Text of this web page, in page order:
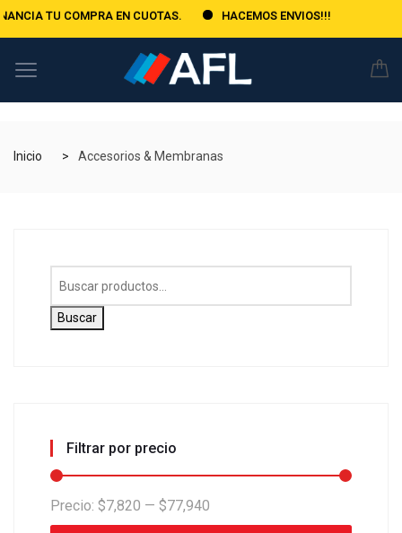
EN CUOTAS. HACEMOS ENVIOS!!!
Inicio Accesorios & Membranas
Buscar
Filtrar por precio
Precio: $7,820 — $77,940